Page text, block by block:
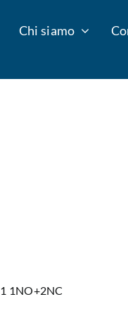
Chi siamo
1NO+2NC